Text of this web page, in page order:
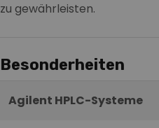
zu gewährleisten.
Besonderheiten
Agilent HPLC-Systeme